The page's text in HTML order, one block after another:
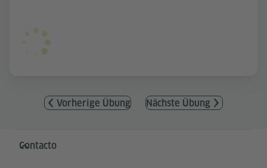
Vorherige Übung Nächste Übung
Service- und Informationsbereich
Contacto